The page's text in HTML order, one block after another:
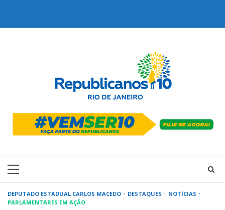
Primary
DEPUTADO ESTADUAL CARLOS MACEDO DESTAQUES
NOTÍCIAS
PARLAMENTARES EM AÇÃO